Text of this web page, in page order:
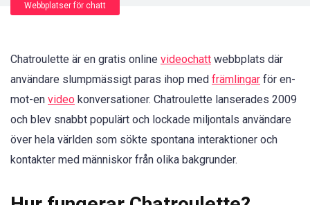
Webbplatser för chatt
Chatroulette är en gratis online videochatt webbplats där
användare slumpmässigt paras ihop med främlingar för en-
mot-en video konversationer. Chatroulette lanserades 2009
och blev snabbt populärt och lockade miljontals användare
över hela världen som sökte spontana interaktioner och
kontakter med människor från olika bakgrunder.